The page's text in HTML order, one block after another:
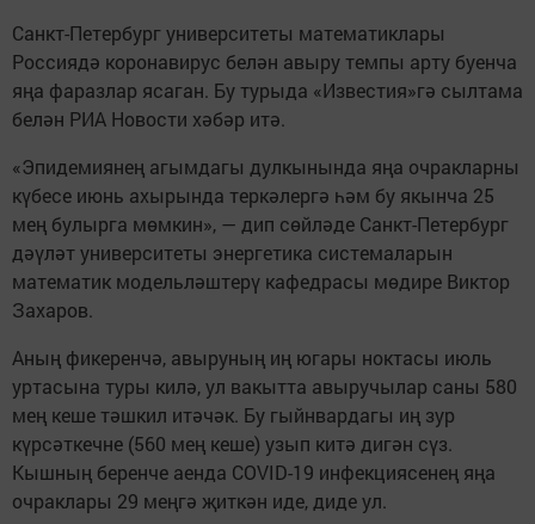
Санкт-Петербург университеты математиклары
Россиядә коронавирус белән авыру темпы арту буенча
яңа фаразлар ясаган. Бу турыда «Известия»гә сылтама
белән РИА Новости хәбәр итә.
«Эпидемиянең агымдагы дулкынында яңа очракларны
күбесе июнь ахырында теркәлергә һәм бу якынча 25
мең булырга мөмкин», — дип сөйләде Санкт-Петербург
дәүләт университеты энергетика системаларын
математик модельләштерү кафедрасы мөдире Виктор
Захаров.
Аның фикеренчә, авыруның иң югары ноктасы июль
уртасына туры килә, ул вакытта авыручылар саны 580
мең кеше тәшкил итәчәк. Бу гыйнвардагы иң зур
күрсәткечне (560 мең кеше) узып китә дигән сүз.
Кышның беренче аенда COVID-19 инфекциясенең яңа
очраклары 29 меңгә җиткән иде, диде ул.